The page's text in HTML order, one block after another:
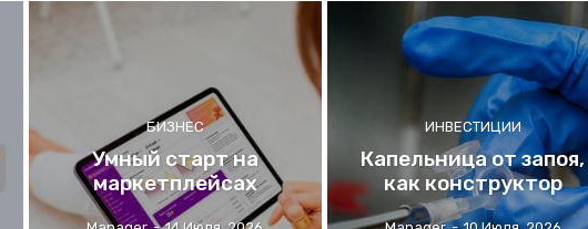
БИЗНЕС
Умный старт на
маркетплейсах
ИНВЕСТИЦИИ
Капельница от запоя,
как конструктор